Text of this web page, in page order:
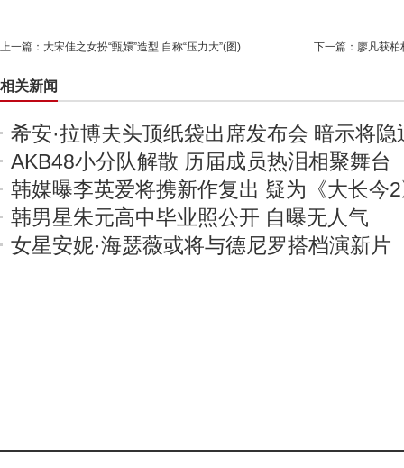
上一篇： 大宋佳之女扮“甄嬛”造型 自称“压力大”(图) 下一篇： 廖凡获柏
相关新闻
希安·拉博夫头顶纸袋出席发布会 暗示将隐
AKB48小分队解散 历届成员热泪相聚舞台
韩媒曝李英爱将携新作复出 疑为《大长今
韩男星朱元高中毕业照公开 自曝无人气
女星安妮·海瑟薇或将与德尼罗搭档演新片